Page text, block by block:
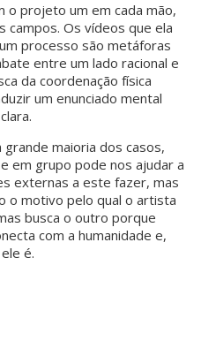
o projeto um em cada mão,
campos. Os vídeos que ela
processo são metáforas
entre um lado racional e
da coordenação física
um enunciado mental
maioria dos casos,
em grupo pode nos ajudar a
externas a este fazer, mas
o motivo pelo qual o artista
busca o outro porque
com a humanidade e,
é.